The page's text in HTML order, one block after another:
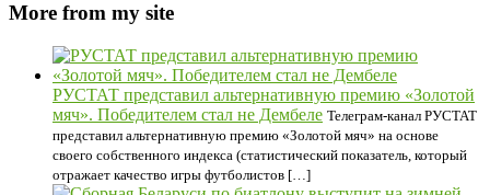
More from my site
РУСТАТ представил альтернативную премию «Золотой
мяч». Победителем стал не Дембеле Телеграм-канал РУСТАТ
представил альтернативную премию «Золотой мяч» на основе
своего собственного индекса (статистический показатель, который
отражает качество игры футболистов […]